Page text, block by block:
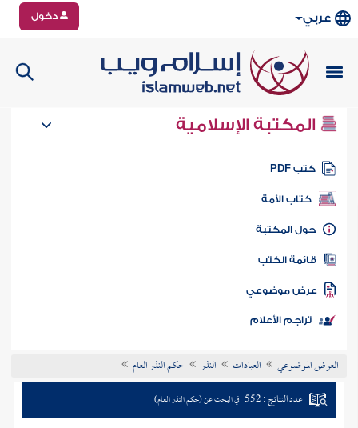
عربي دخول
المكتبة الإسلامية
كتب PDF
كتاب الأمة
المكتبة
الكتب
موضوعي
تراجم الأعلام
العرض الموضوعي العبادات النذر حكم النذر العام
عدد النتائج : 552 في البحث عن (حكم النذر العام)